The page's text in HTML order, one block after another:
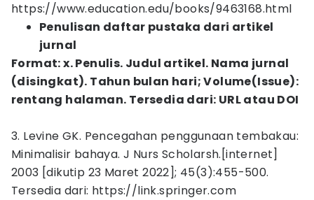
https://www.education.edu/books/9463168.html
Penulisan daftar pustaka dari artikel
jurnal
Format: x. Penulis. Judul artikel. Nama jurnal
(disingkat). Tahun bulan hari; Volume(Issue):
rentang halaman. Tersedia dari: URL atau DOI
3. Levine GK. Pencegahan penggunaan tembakau:
Minimalisir bahaya. J Nurs Scholarsh.[internet]
2003 [dikutip 23 Maret 2022]; 45(3):455-500.
Tersedia dari: https://link.springer.com